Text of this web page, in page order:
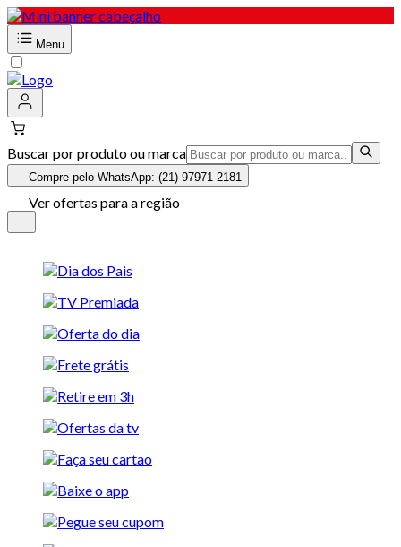
Menu
Buscar por produto ou marca
Compre pelo WhatsApp: (21) 97971-2181
Ver ofertas para a região